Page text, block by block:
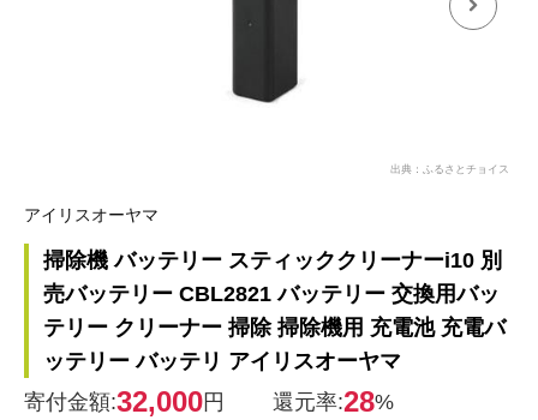
出典：ふるさとチョイス
アイリスオーヤマ
掃除機 バッテリー スティッククリーナーi10 別
売バッテリー CBL2821 バッテリー 交換用バッ
テリー クリーナー 掃除 掃除機用 充電池 充電バ
ッテリー バッテリ アイリスオーヤマ
寄付金額:32,000円 還元率:28%